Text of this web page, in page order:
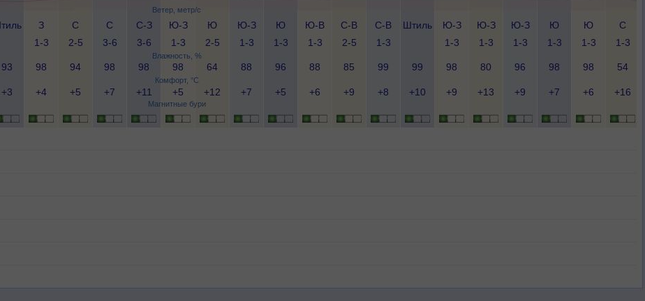
Ветер, метр/с
Влажность, %
Комфорт, °C
Магнитные бури
З
1-3
С
2-5
С
3-6
С-З
3-6
Ю-З
1-3
Ю
2-5
Ю-З
1-3
Ю
1-3
Ю-В
1-3
С-В
2-5
С-В
1-3
Штиль
Ю-З
1-3
Ю-З
1-3
Ю-З
1-3
Ю
1-3
Ю
1-3
С
1-3
93 98 94 98 98 98 64 88 96 88 85 99 99 98 80 96 98 98 54
+3 +4 +5 +7 +11 +5 +12 +7 +5 +6 +9 +8 +10 +9 +13 +9 +7 +6 +16